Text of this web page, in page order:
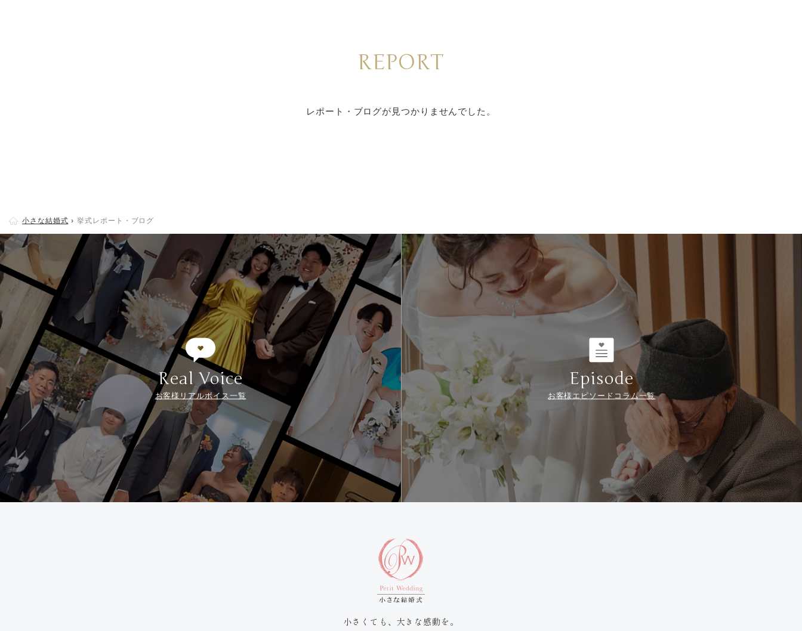
REPORT
レポート・ブログが見つかりませんでした。
小さな結婚式 挙式レポート・ブログ
Real Voice
お客様リアルボイス一覧
Episode
お客様エピソードコラム一覧
小さくても、大きな感動を。